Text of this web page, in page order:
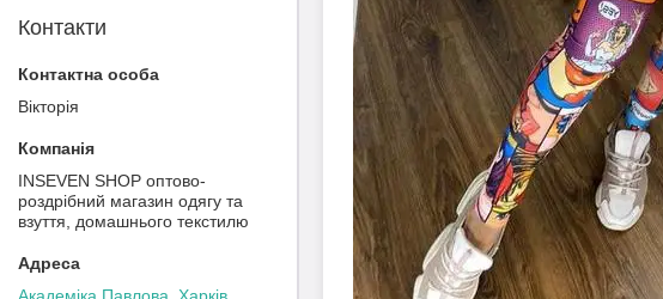
Контакти
Вікторія
INSEVEN SHOP оптово-
роздрібний магазин одягу та
взуття, домашнього текстилю
Академіка Павлова, Харків,